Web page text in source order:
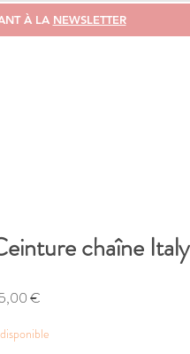
À LA NEWSLETTER
chaîne Italy
€